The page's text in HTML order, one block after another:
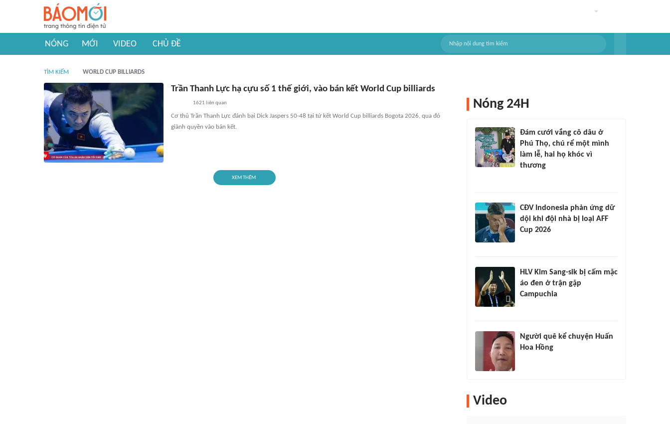
NÓNG MỚI VIDEO CHỦ ĐỀ
TÌM KIẾM WORLD CUP BILLIARDS
Trần Thanh Lực hạ cựu số 1 thế giới, vào bán kết World Cup billiards
1621 liên quan
Cơ thủ Trần Thanh Lực đánh bại Dick Jaspers 50-48 tại tứ kết World Cup billiards Bogota 2026, qua đó
giành quyền vào bán kết.
XEM THÊM
Nóng 24H
Đám cưới vắng cô dâu ở
Phú Thọ, chú rể một mình
làm lễ, hai họ khóc vì
thương
CĐV Indonesia phản ứng dữ
dội khi đội nhà bị loại AFF
Cup 2026
HLV Kim Sang-sik bị cấm mặc
áo đen ở trận gặp
Campuchia
Người quê kể chuyện Huấn
Hoa Hồng
Video